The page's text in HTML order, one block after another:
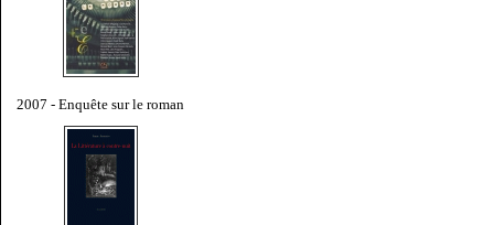
2007 - Enquête sur le roman